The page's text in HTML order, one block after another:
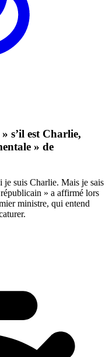
s’il est Charlie,
» de
je suis Charlie. Mais je sais
» a affirmé lors
ministre, qui entend